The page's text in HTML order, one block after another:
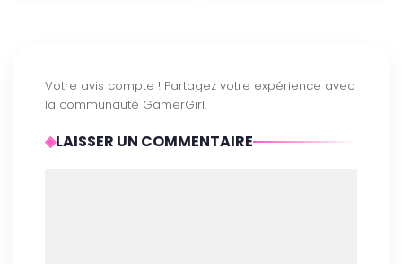
LAISSER UN COMMENTAIRE